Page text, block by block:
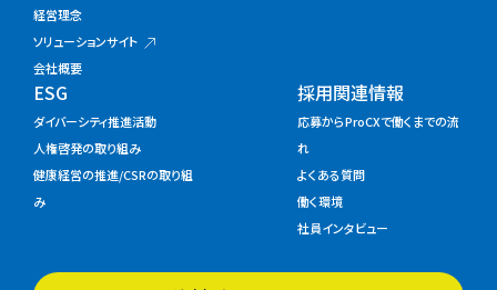
経営理念
ソリューションサイト
会社概要
ESG
ダイバーシティ推進活動
人権啓発の取り組み
健康経営の推進/CSRの取り組
み
採用関連情報
応募からProCXで働くまでの流
れ
よくある質問
働く環境
社員インタビュー